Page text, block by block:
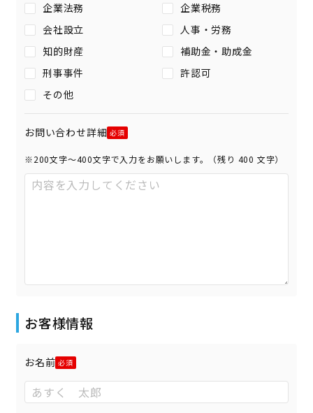
企業法務
企業税務
会社設立
人事・労務
知的財産
補助金・助成金
刑事事件
許認可
その他
お問い合わせ詳細
※200文字〜400文字で入力をお願いします。（残り 400 文字）
お客様情報
お名前